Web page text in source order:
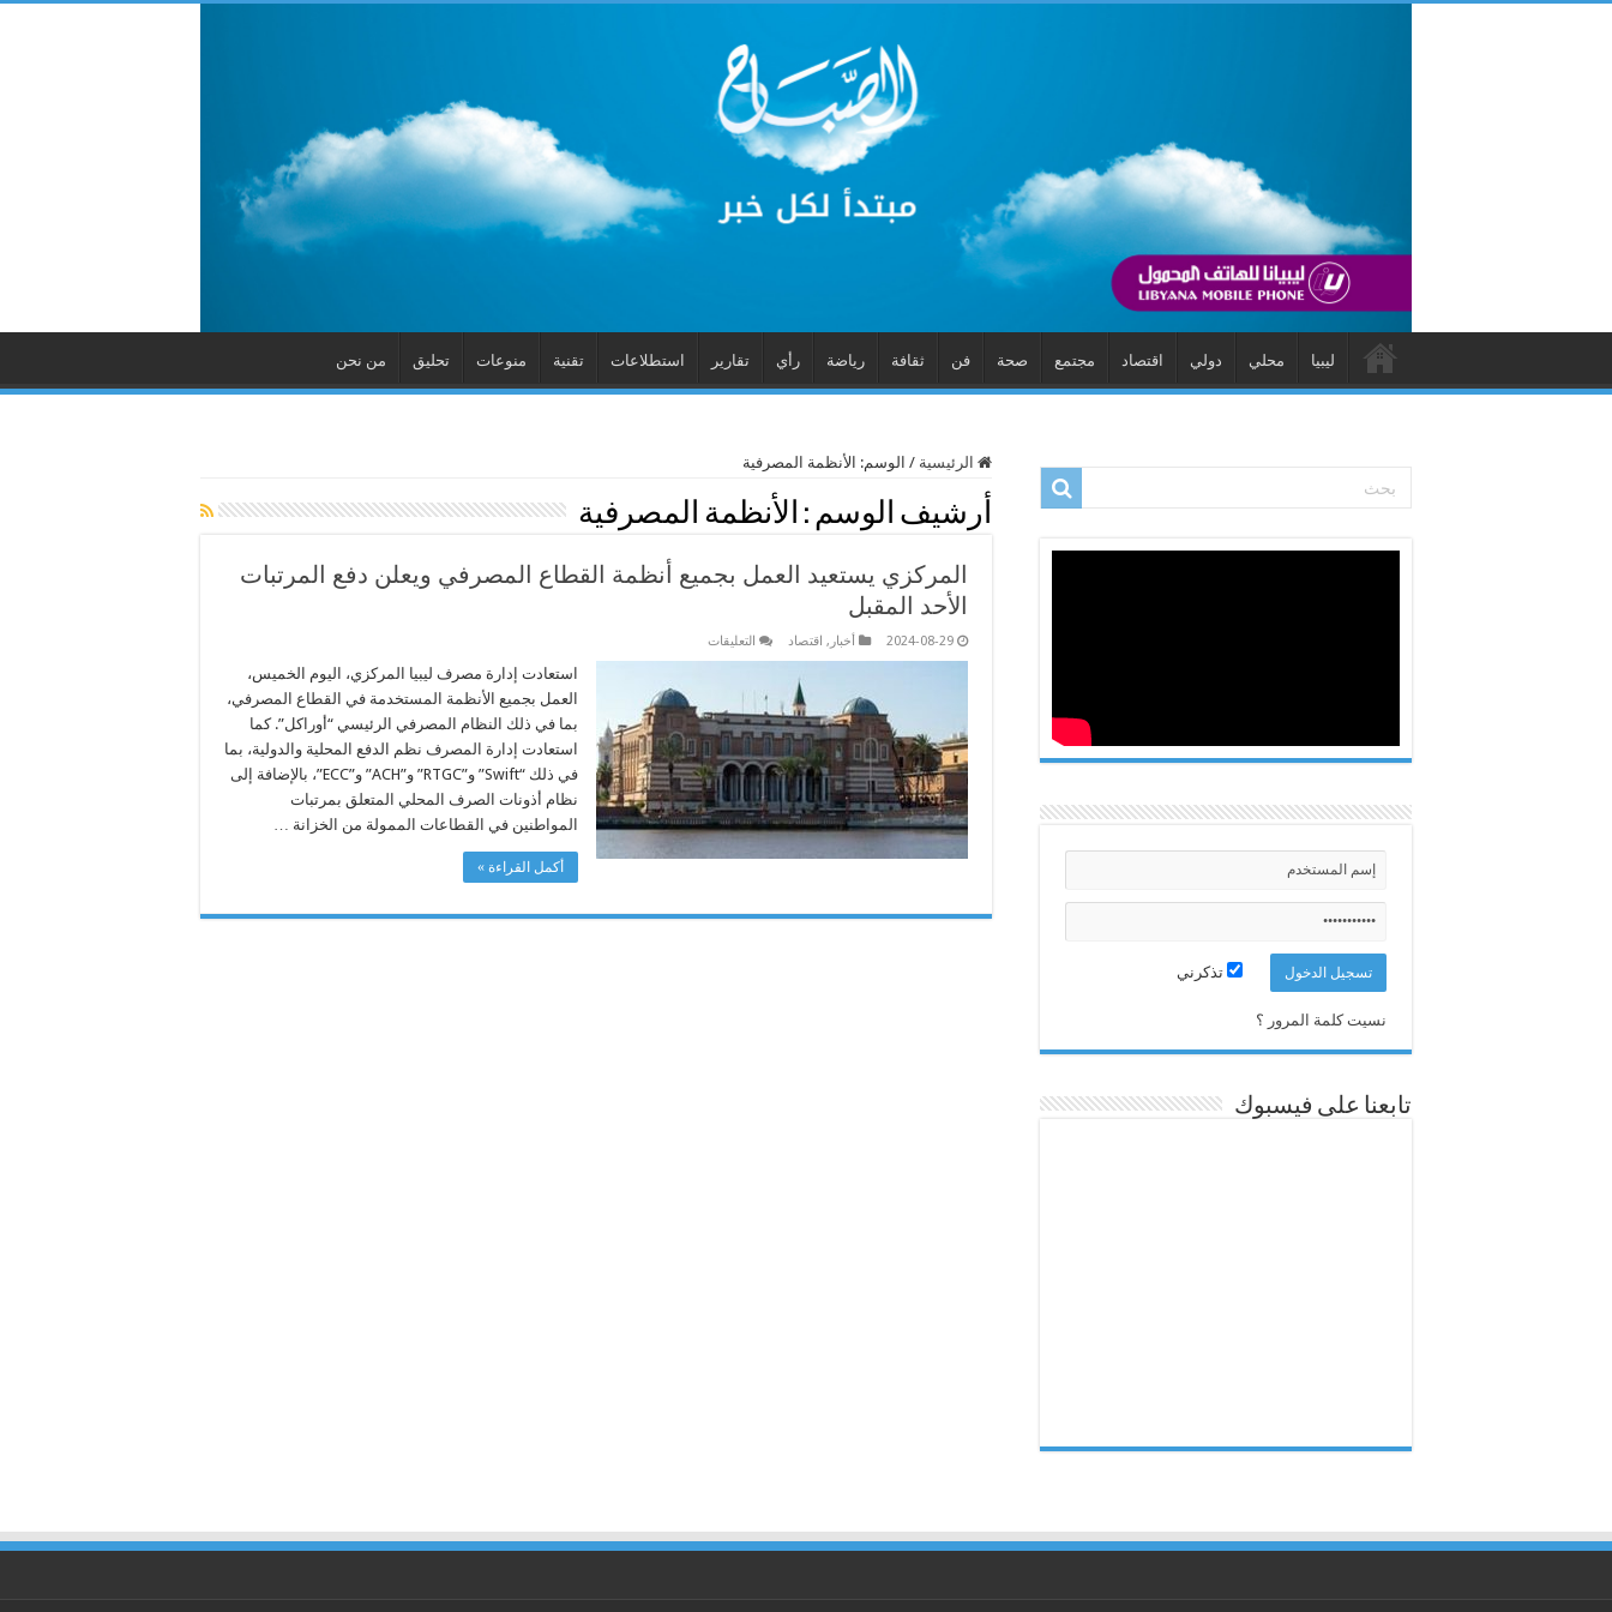
ليبيا محلي دولي اقتصاد مجتمع صحة فن ثقافة رياضة رأي تقارير استطلاعات تقنية منوعات تحليق من نحن
الرئيسية / الوسم: الأنظمة المصرفية
أرشيف الوسم : الأنظمة المصرفية
المركزي يستعيد العمل بجميع أنظمة القطاع المصرفي ويعلن دفع المرتبات
الأحد المقبل
2024-08-29 أخبار , اقتصاد التعليقات
بجميع
أنظمة
القطاع
المصرفي
ويعلن
دفع
المرتبات
الأحد
المقبل
مغلقة
استعادت إدارة مصرف ليبيا المركزي، اليوم الخميس،
العمل بجميع الأنظمة المستخدمة في القطاع المصرفي،
بما في ذلك النظام المصرفي الرئيسي “أوراكل”. كما
استعادت إدارة المصرف نظم الدفع المحلية والدولية، بما
في ذلك “Swift” و”RTGC” و”ACH” و”ECC”، بالإضافة إلى
نظام أذونات الصرف المحلي المتعلق بمرتبات
المواطنين في القطاعات الممولة من الخزانة …
أكمل القراءة »
تذكرني
نسيت كلمة المرور ؟
تابعنا على فيسبوك